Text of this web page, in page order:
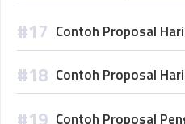
Contoh Proposal
Contoh Proposal
Contoh Proposal